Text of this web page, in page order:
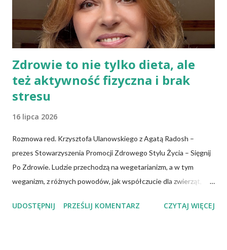
zagnieść ciasto, dodając mąkę w takiej ilości, aby ciasto nie kleiło
się do palców. Z kolei r...
Zdrowie to nie tylko dieta, ale
też aktywność fizyczna i brak
stresu
16 lipca 2026
Rozmowa red. Krzysztofa Ulanowskiego z Agatą Radosh –
prezes Stowarzyszenia Promocji Zdrowego Stylu Życia – Sięgnij
Po Zdrowie. Ludzie przechodzą na wegetarianizm, a w tym
weganizm, z różnych powodów, jak współczucie dla zwierząt,
Wiadomo, że czerwone mięso zwiększa ryzyko nowotworów,
UDOSTĘPNIJ PRZEŚLIJ KOMENTARZ CZYTAJ WIĘCEJ